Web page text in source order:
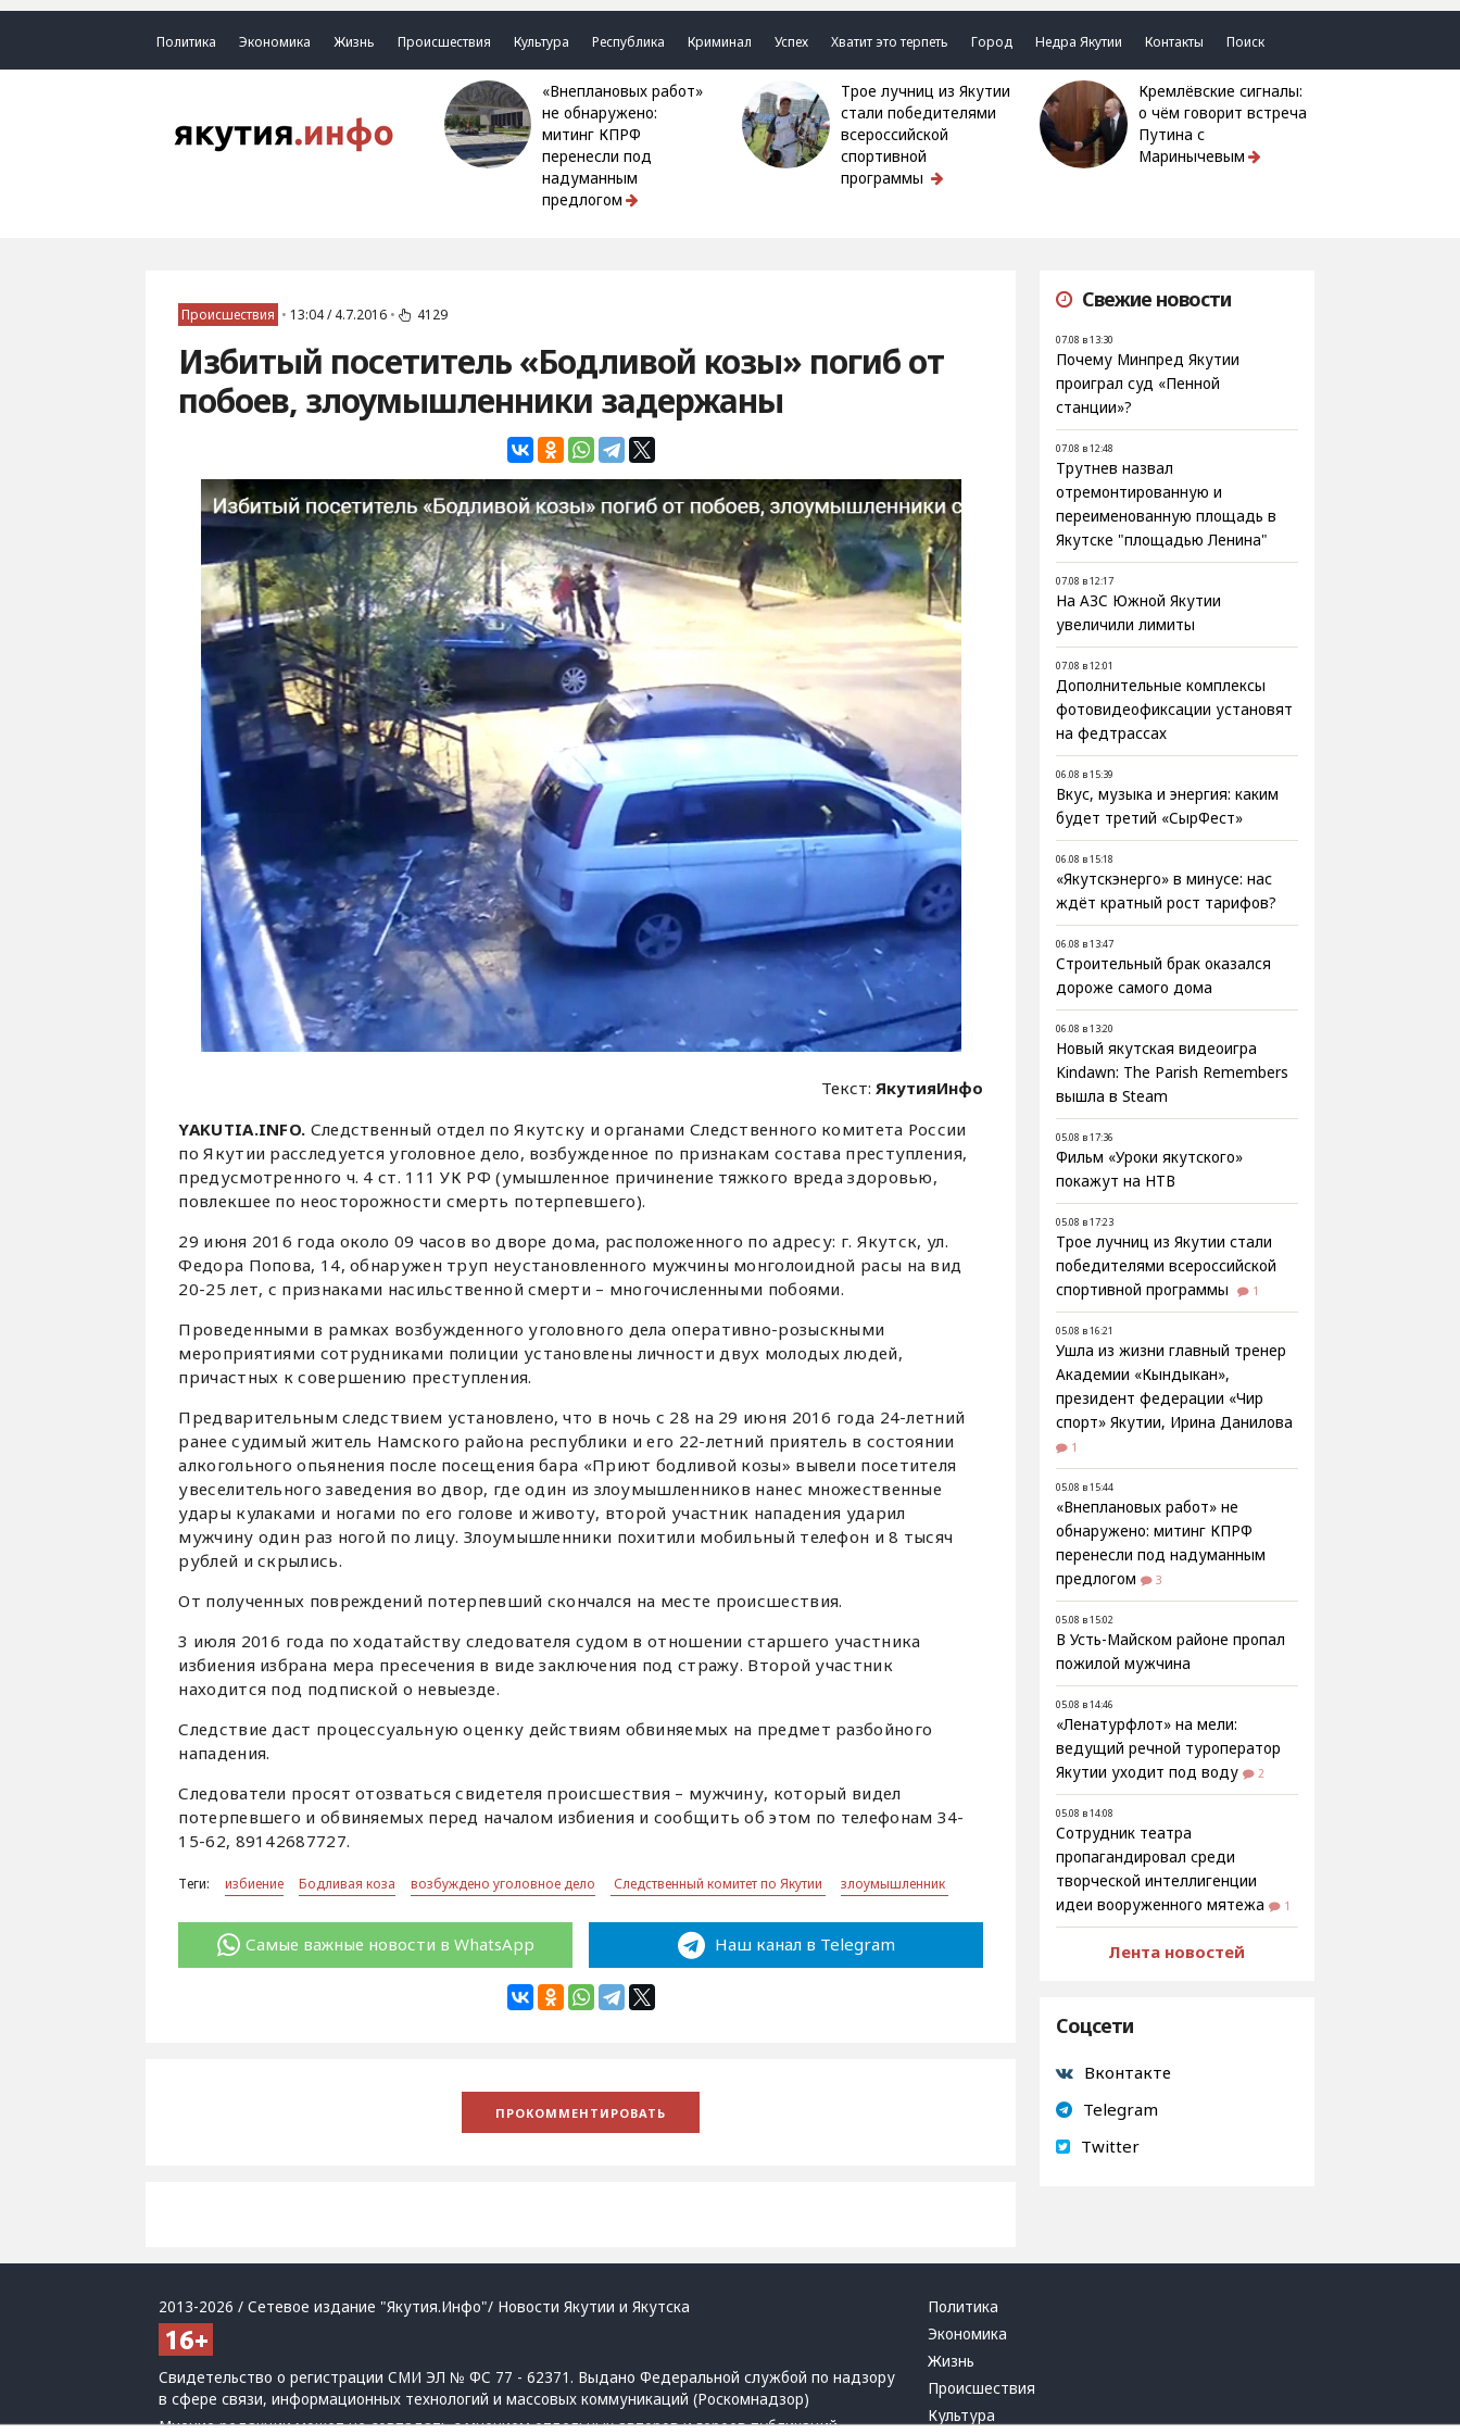
Политика Экономика Жизнь Происшествия Культура Республика Криминал Успех Хватит это терпеть Город Недра Якутии Контакты Поиск
«Внеплановых работ»
не обнаружено:
митинг КПРФ
перенесли под
надуманным
предлогом
Трое лучниц из Якутии
стали победителями
всероссийской
спортивной
программы
Кремлёвские сигналы:
о чём говорит встреча
Путина с
Маринычевым
Происшествия • 13:04 / 4.7.2016 • 4129
Избитый посетитель «Бодливой козы» погиб от
побоев, злоумышленники задержаны
Текст:ЯкутияИнфо
YAKUTIA.INFO. Следственный отдел по Якутску и органами Следственного комитета России
по Якутии расследуется уголовное дело, возбужденное по признакам состава преступления,
предусмотренного ч. 4 ст. 111 УК РФ (умышленное причинение тяжкого вреда здоровью,
повлекшее по неосторожности смерть потерпевшего).
29 июня 2016 года около 09 часов во дворе дома, расположенного по адресу: г. Якутск, ул.
Федора Попова, 14, обнаружен труп неустановленного мужчины монголоидной расы на вид
20-25 лет, с признаками насильственной смерти – многочисленными побоями.
Проведенными в рамках возбужденного уголовного дела оперативно-розыскными
мероприятиями сотрудниками полиции установлены личности двух молодых людей,
причастных к совершению преступления.
Предварительным следствием установлено, что в ночь с 28 на 29 июня 2016 года 24-летний
ранее судимый житель Намского района республики и его 22-летний приятель в состоянии
алкогольного опьянения после посещения бара «Приют бодливой козы» вывели посетителя
увеселительного заведения во двор, где один из злоумышленников нанес множественные
удары кулаками и ногами по его голове и животу, второй участник нападения ударил
мужчину один раз ногой по лицу. Злоумышленники похитили мобильный телефон и 8 тысяч
рублей и скрылись.
От полученных повреждений потерпевший скончался на месте происшествия.
3 июля 2016 года по ходатайству следователя судом в отношении старшего участника
избиения избрана мера пресечения в виде заключения под стражу. Второй участник
находится под подпиской о невыезде.
Следствие даст процессуальную оценку действиям обвиняемых на предмет разбойного
нападения.
Следователи просят отозваться свидетеля происшествия – мужчину, который видел
потерпевшего и обвиняемых перед началом избиения и сообщить об этом по телефонам 34-
15-62, 89142687727.
Теги: избиение Бодливая коза возбуждено уголовное дело Следственный комитет по Якутии злоумышленник
Самые важные новости в WhatsApp Наш канал в Telegram
Свежие новости
07.08 в 13:30
Почему Минпред Якутии
проиграл суд «Пенной
станции»?
07.08 в 12:48
Трутнев назвал
отремонтированную и
переименованную площадь в
Якутске "площадью Ленина"
07.08 в 12:17
На АЗС Южной Якутии
увеличили лимиты
07.08 в 12:01
Дополнительные комплексы
фотовидеофиксации установят
на федтрассах
06.08 в 15:39
Вкус, музыка и энергия: каким
будет третий «СырФест»
06.08 в 15:18
«Якутскэнерго» в минусе: нас
ждёт кратный рост тарифов?
06.08 в 13:47
Строительный брак оказался
дороже самого дома
06.08 в 13:20
Новый якутская видеоигра
Kindawn: The Parish Remembers
вышла в Steam
05.08 в 17:36
Фильм «Уроки якутского»
покажут на НТВ
05.08 в 17:23
Трое лучниц из Якутии стали
победителями всероссийской
спортивной программы
1
05.08 в 16:21
Ушла из жизни главный тренер
Академии «Кындыкан»,
президент федерации «Чир
спорт» Якутии, Ирина Данилова
1
05.08 в 15:44
«Внеплановых работ» не
обнаружено: митинг КПРФ
перенесли под надуманным
предлогом
3
05.08 в 15:02
В Усть-Майском районе пропал
пожилой мужчина
05.08 в 14:46
«Ленатурфлот» на мели:
ведущий речной туроператор
Якутии уходит под воду
2
05.08 в 14:08
Сотрудник театра
пропагандировал среди
творческой интеллигенции
идеи вооруженного мятежа
1
Лента новостей
Соцсети
Вконтакте
Telegram
Twitter
2013-2026 / Сетевое издание "Якутия.Инфо"/ Новости Якутии и Якутска
Свидетельство о регистрации СМИ ЭЛ № ФС 77 - 62371. Выдано Федеральной службой по надзору
в сфере связи, информационных технологий и массовых коммуникаций (Роскомнадзор)
Мнение редакции может не совпадать с мнением отдельных авторов и героев публикаций.
Политика
Экономика
Жизнь
Происшествия
Культура